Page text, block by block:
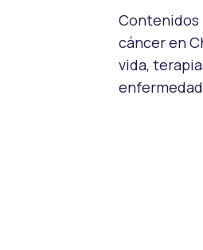
Contenidos
cáncer en
vida,